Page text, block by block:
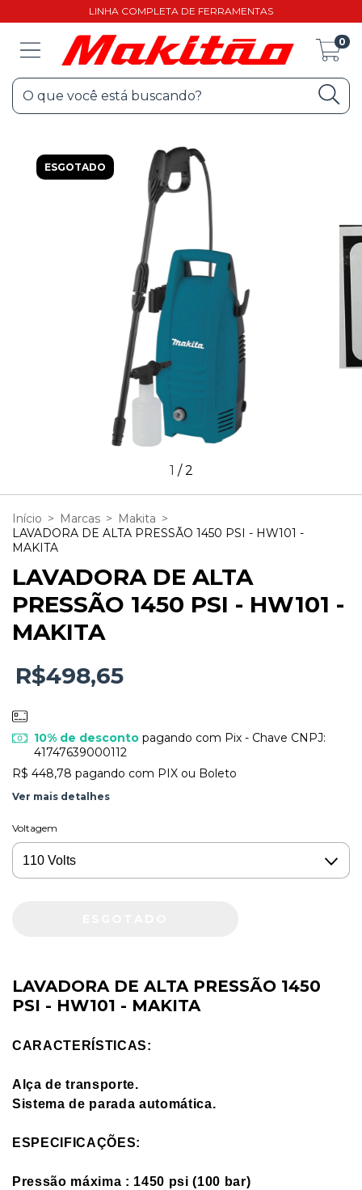
LINHA COMPLETA DE FERRAMENTAS
0
ESGOTADO
1 /2
Início > Marcas > Makita >
LAVADORA DE ALTA PRESSÃO 1450 PSI - HW101 -
MAKITA
LAVADORA DE ALTA
PRESSÃO 1450 PSI - HW101 -
MAKITA
R$498,65
10% de descontopagando com Pix - Chave CNPJ:
41747639000112
R$ 448,78 pagando com PIX ou Boleto
Ver mais detalhes
Voltagem
LAVADORA DE ALTA PRESSÃO 1450
PSI - HW101 - MAKITA
CARACTERÍSTICAS:
Alça de transporte.
Sistema de parada automática.
ESPECIFICAÇÕES:
Pressão máxima : 1450 psi (100 bar)